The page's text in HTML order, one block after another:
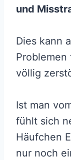
und
Dies kann
völlig
Ist man
fühlt sich
Häufchen
nur noch